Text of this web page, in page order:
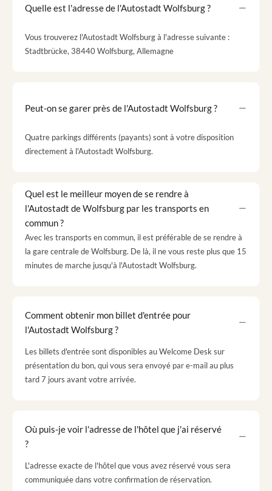
Quelle est l'adresse de l'Autostadt Wolfsburg ?
Vous trouverez l'Autostadt Wolfsburg à l'adresse suivante :
Stadtbrücke, 38440 Wolfsburg, Allemagne
Peut-on se garer près de l'Autostadt Wolfsburg ?
Quatre parkings différents (payants) sont à votre disposition
directement à l'Autostadt Wolfsburg.
Quel est le meilleur moyen de se rendre à
l'Autostadt de Wolfsburg par les transports en
commun ?
Avec les transports en commun, il est préférable de se rendre à
la gare centrale de Wolfsburg. De là, il ne vous reste plus que 15
minutes de marche jusqu'à l'Autostadt Wolfsburg.
Comment obtenir mon billet d'entrée pour
l'Autostadt Wolfsburg ?
Les billets d'entrée sont disponibles au Welcome Desk sur
présentation du bon, qui vous sera envoyé par e-mail au plus
tard 7 jours avant votre arrivée.
Où puis-je voir l'adresse de l'hôtel que j'ai réservé
?
L'adresse exacte de l'hôtel que vous avez réservé vous sera
communiquée dans votre confirmation de réservation.